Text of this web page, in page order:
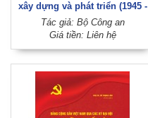
xây dựng và phát triển (1945 -
2025)
Tác giả: Bộ Công an
Giá tiền: Liên hệ